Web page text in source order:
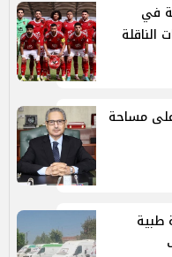
في
على مساحة
2839 خدمة طبية